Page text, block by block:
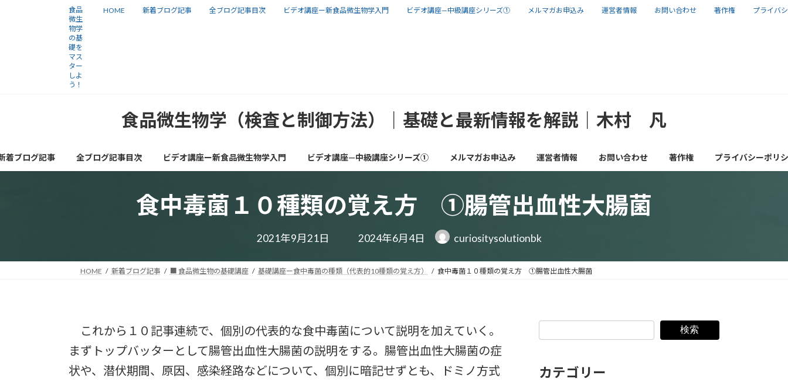
プ
動
食品
微生
物学
の基
礎を
マス
ター
しよ
う！
HOME 新着ブログ記事 全ブログ記事目次 ビデオ講座ー新食品微生物学入門 ビデオ講座—中級講座シリーズ① メルマガお申込み 運営者情報 お問い合わせ 著作権 プライバ
食品微生物学（検査と制御方法）｜基礎と最新情報を解説｜木村 凡
着ブログ記事 全ブログ記事目次 ビデオ講座ー新食品微生物学入門 ビデオ講座—中級講座シリーズ① メルマガお申込み 運営者情報 お問い合わせ 著作権 プライバシーポリ
食中毒菌１０種類の覚え方 ①腸管出血性大腸菌
2021年9月21日
最
終
新
日
2024年6月4日 curiositysolutionbk
HOME 新着ブログ記事 ■ 食品微生物の基礎講座 基礎講座ー食中毒菌の種類（代表的10種類の覚え方） 食中毒菌１０種類の覚え方 ①腸管出血性大腸菌
これから１０記事連続で、個別の代表的な食中毒菌について説明を加えていく。
まずトップバッターとして腸管出血性大腸菌の説明をする。腸管出血性大腸菌の症
状や、潜伏期間、原因、感染経路などについて、個別に暗記せずとも、ドミノ方式
検索
カテゴリー